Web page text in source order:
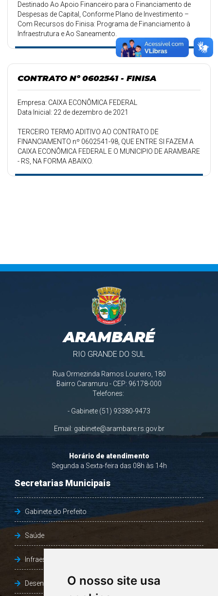
O nosso site usa
Destinado Ao Apoio Financeiro para o Financiamento de
Despesas de Capital, Conforme Plano de Investimento –
Com Recursos do Finisa: Programa de Financiamento à
Infraestrutura e Ao Saneamento.
CONTRATO Nº 0602541 - FINISA
Empresa: CAIXA ECONÔMICA FEDERAL
Data Inicial: 22 de dezembro de 2021
TERCEIRO TERMO ADITIVO AO CONTRATO DE
FINANCIAMENTO nº 0602541-98, QUE ENTRE SI FAZEM A
CAIXA ECONÔMICA FEDERAL E O MUNICIPIO DE ARAMBARE
- RS, NA FORMA ABAIXO.
ARAMBARÉ
RIO GRANDE DO SUL
Rua Ormezinda Ramos Loureiro, 180
Bairro Caramuru - CEP: 96178-000
Telefones:
- Gabinete (51) 93380-9473
Email: gabinete@arambare.rs.gov.br
Horário de atendimento
Segunda a Sexta-feira das 08h às 14h
Secretarias Municipais
Gabinete do Prefeito
Saúde
Infraestrutura, Agricultura e Meio Ambiente
Desenvolvimento Social